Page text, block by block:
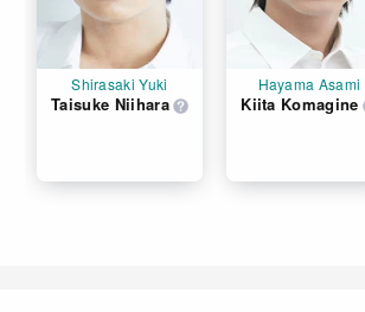
Shirasaki Yuki
Taisuke Niihara
Hayama Asami
Kiita Komagine